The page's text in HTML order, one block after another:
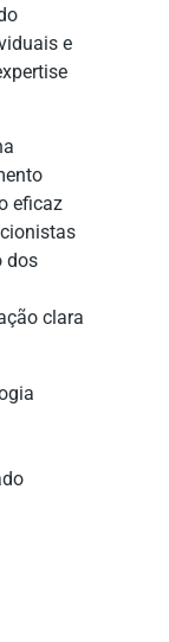
e
eficaz
dos
clara